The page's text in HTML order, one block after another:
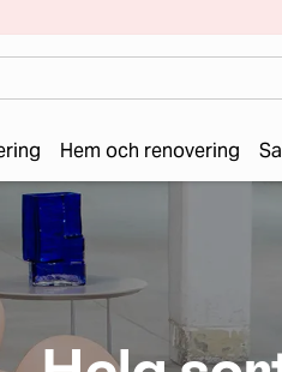
Hem och renovering